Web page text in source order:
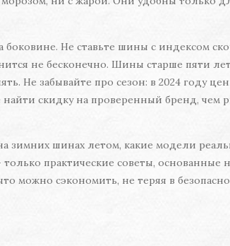
Не ставьте шины с индексом
не бесконечно. Шины старше пяти
Не забывайте про сезон: в 2024 году
скидку на проверенный бренд, чем
зимних шинах летом, какие модели
практические советы, основанные
можно сэкономить, не теряя в